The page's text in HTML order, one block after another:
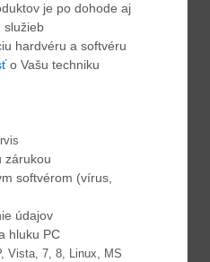
je po dohode aj
služieb
hardvéru a softvéru
o Vašu techniku
zárukou
softvérom (vírus,
údajov
hluku PC
Vista, 7, 8, Linux, MS